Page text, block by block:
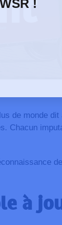
de monde dit
Chacun
à
!